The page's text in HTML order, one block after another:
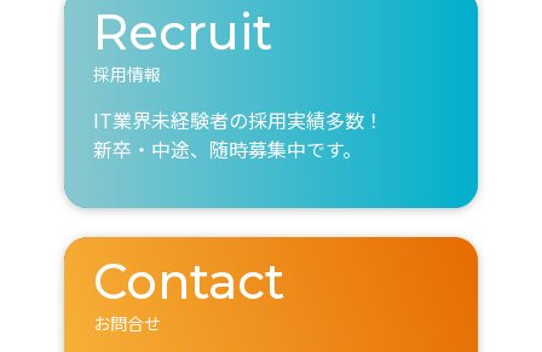
Recruit
採用情報
IT業界未経験者の採用実績多数！
新卒・中途、随時募集中です。
Contact
お問合せ